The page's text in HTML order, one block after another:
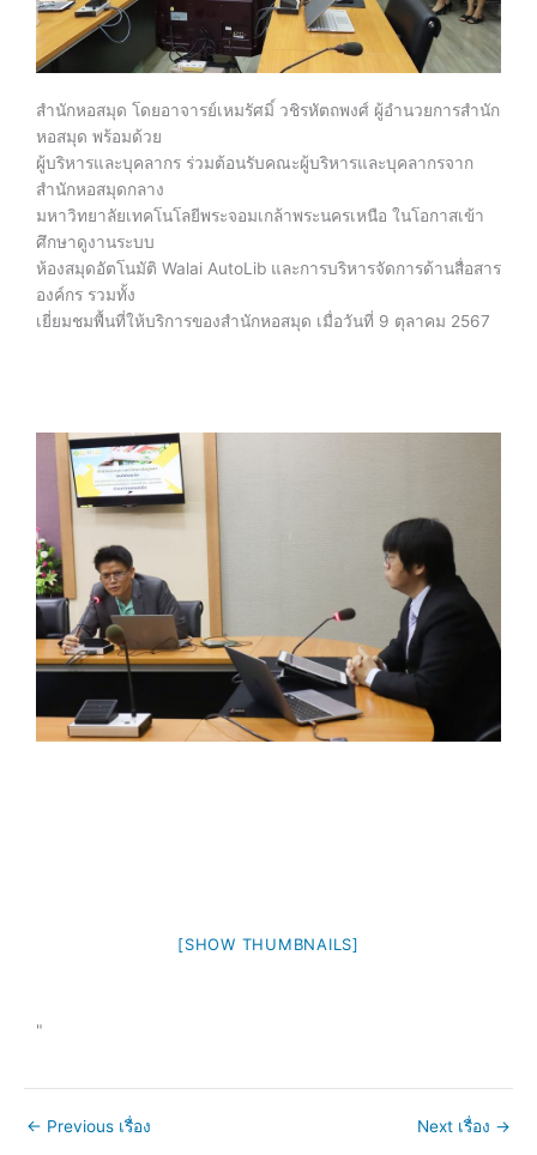
สำนักหอสมุด โดยอาจารย์เหมรัศมิ์ วชิรหัตถพงศ์ ผู้อำนวยการสำนัก
หอสมุด พร้อมด้วย
ผู้บริหารและบุคลากร ร่วมต้อนรับคณะผู้บริหารและบุคลากรจาก
สำนักหอสมุดกลาง
มหาวิทยาลัยเทคโนโลยีพระจอมเกล้าพระนครเหนือ ในโอกาสเข้า
ศึกษาดูงานระบบ
ห้องสมุดอัตโนมัติ Walai AutoLib และการบริหารจัดการด้านสื่อสาร
องค์กร รวมทั้ง
เยี่ยมชมพื้นที่ให้บริการของสำนักหอสมุด เมื่อวันที่ 9 ตุลาคม 2567
[SHOW THUMBNAILS]
"
← Previous เรื่อง Next เรื่อง →